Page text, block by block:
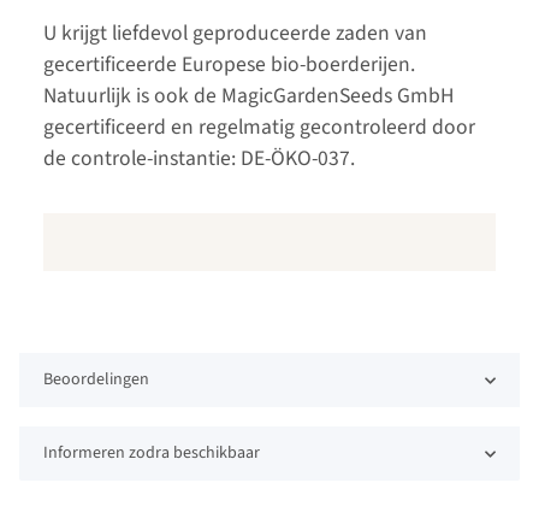
U krijgt liefdevol geproduceerde zaden van
gecertificeerde Europese bio-boerderijen.
Natuurlijk is ook de MagicGardenSeeds GmbH
gecertificeerd en regelmatig gecontroleerd door
de controle-instantie: DE-ÖKO-037.
Beoordelingen
Informeren zodra beschikbaar